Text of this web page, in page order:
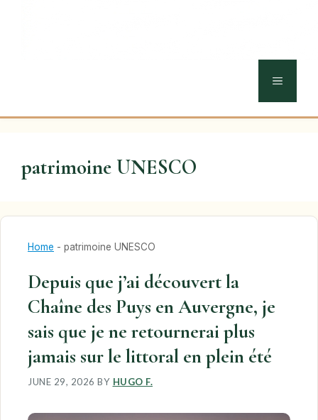
MENU
patrimoine UNESCO
Home - patrimoine UNESCO
Depuis que j’ai découvert la
Chaîne des Puys en Auvergne, je
sais que je ne retournerai plus
jamais sur le littoral en plein été
JUNE 29, 2026 BY HUGO F.